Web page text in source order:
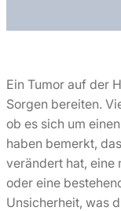
Ein Tumor auf der
Sorgen bereiten.
ob es sich um
haben bemerkt,
verändert hat, eine
oder eine
Unsicherheit, was